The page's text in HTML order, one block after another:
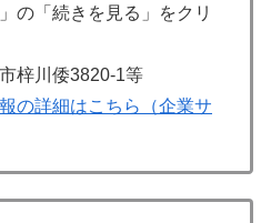
の「続きを見る」をクリ
梓川倭3820-1等
の詳細はこちら（企業サ